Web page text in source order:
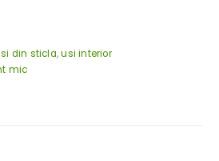
din sticla,usi interior
mic